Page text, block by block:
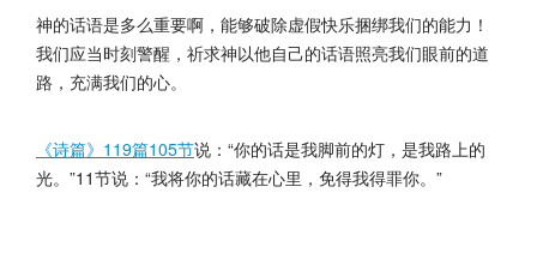
神的话语是多么重要啊，能够破除虚假快乐捆绑我们的能力！
我们应当时刻警醒，祈求神以他自己的话语照亮我们眼前的道
路，充满我们的心。
《诗篇》119篇105节说：“你的话是我脚前的灯，是我路上的
光。”11节说：“我将你的话藏在心里，免得我得罪你。”